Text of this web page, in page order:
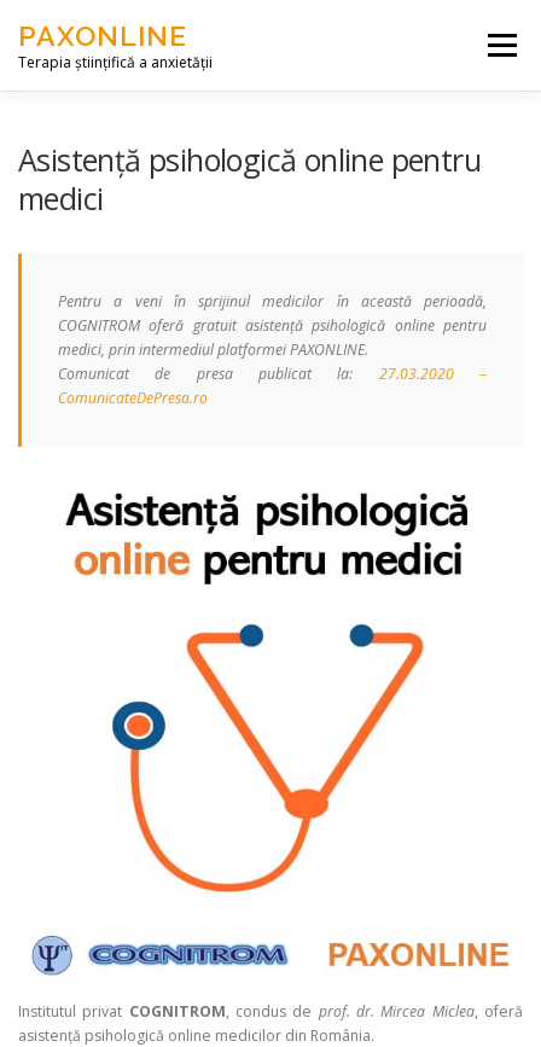
PAXONLINE
Terapia științifică a anxietății
Menu
Asistență psihologică online pentru
medici
Pentru a veni în sprijinul medicilor în această perioadă,
COGNITROM oferă gratuit asistență psihologică online pentru
medici, prin intermediul platformei PAXONLINE.
Comunicat de presa publicat la: 27.03.2020 –
ComunicateDePresa.ro
Institutul privat COGNITROM, condus de prof. dr. Mircea Miclea, oferă
asistență psihologică online medicilor din România.